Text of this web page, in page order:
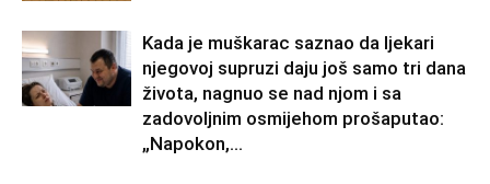
Kada je muškarac saznao da ljekari
njegovoj supruzi daju još samo tri dana
života, nagnuo se nad njom i sa
zadovoljnim osmijehom prošaputao:
„Napokon,...